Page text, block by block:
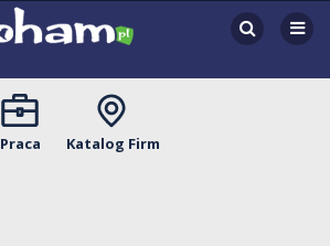
Praca Katalog Firm